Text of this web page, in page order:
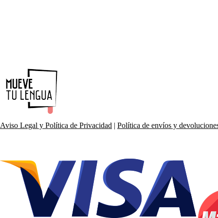
Aviso Legal y Política de Privacidad | Política de envíos y